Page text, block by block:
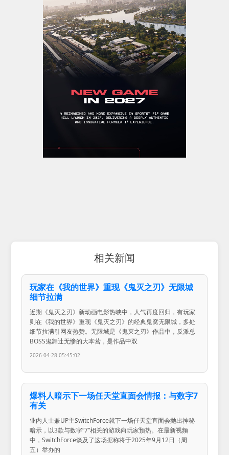
相关新闻
玩家在《我的世界》重现《鬼灭之刃》无限城
细节拉满
近期《鬼灭之刃》新动画电影热映中，人气再度回归，有玩家
则在《我的世界》重现《鬼灭之刃》的经典鬼窝无限城，多处
细节拉满引网友热赞。无限城是《鬼灭之刃》作品中，反派总
BOSS鬼舞辻无惨的大本营，是作品中双
2026-04-28 05:45:02
爆料人暗示下一场任天堂直面会情报：与数字7
有关
业内人士兼UP主SwitchForce就下一场任天堂直面会抛出神秘
暗示，以3款与数字“7”相关的游戏向玩家预热。在最新视频
中，SwitchForce谈及了这场据称将于2025年9月12日（周
五）举办的